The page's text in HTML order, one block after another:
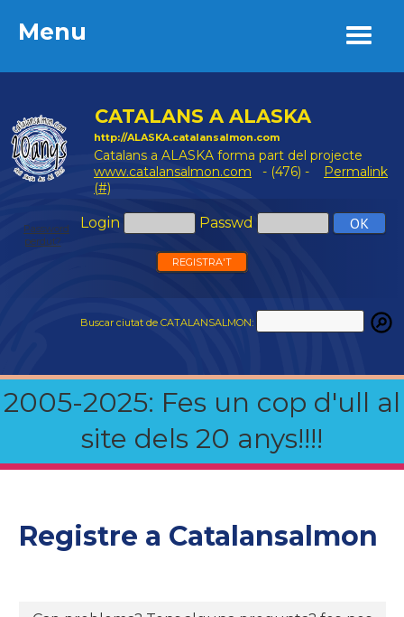
Menu
CATALANS A ALASKA
http://ALASKA.catalansalmon.com
Catalans a ALASKA forma part del projecte
www.catalansalmon.com - (476) -
Permalink
(#)
Login Passwd
Password
perdut?
REGISTRA'T
Buscar ciutat de CATALANSALMON:
2005-2025: Fes un cop d'ull al
site dels 20 anys!!!!
Menu
Registre a Catalansalmon